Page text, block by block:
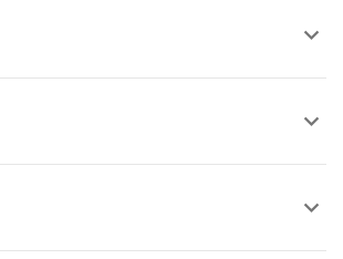
keyboard_arrow_up
keyboard_arrow_up
keyboard_arrow_up